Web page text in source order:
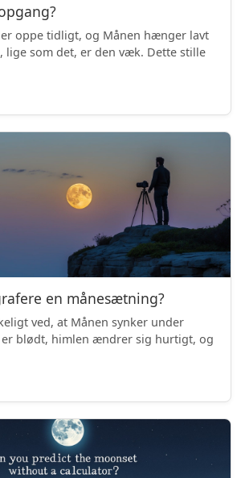
oppe tidligt, og Månen hænger lavt
lige som det, er den væk. Dette stille
en månesætning?
ved, at Månen synker under
er blødt, himlen ændrer sig hurtigt, og